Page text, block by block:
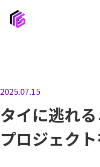
2025.07.15
タイに逃れ
プロジェク